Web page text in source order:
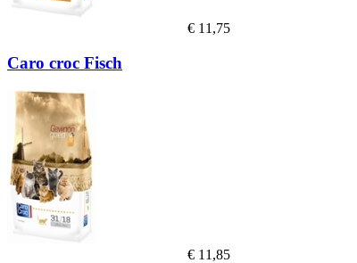
€ 11,75
Caro croc Fisch
€ 11,85